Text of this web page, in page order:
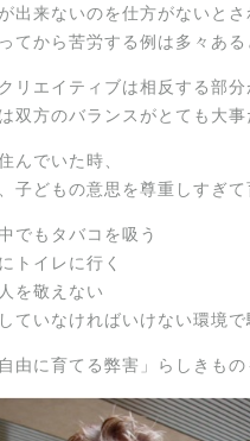
出来ないのを仕方がないと
てから苦労する例は多々あ
リエイティブは相反する部分
双方のバランスがとても大
んでいた時、
子どもの意思を尊重しすぎ
でもタバコを吸う
トイレに行く
を敬えない
ていなければいけない環境
由に育てる弊害」らしきも